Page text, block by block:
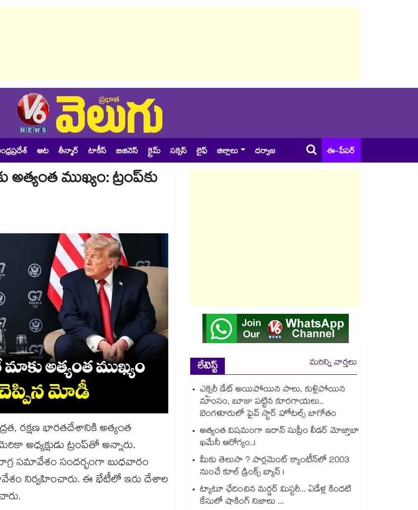
ఆట తీన్మార్ టాకీస్ బిజినెస్ క్రైమ్ సక్సెస్ లైఫ్ జిల్లాలు దర్వాజ ఈ-పేపర్
ముఖ్యం: ట్రంప్‎కు
రక్షణ భారతదేశానికి అత్యంత
అధ్యక్షుడు ట్రంప్‎తో అన్నారు.
సమావేశం సందర్భంగా బుధవారం
నిర్వహించారు. ఈ భేటీలో ఇరు దేశాల
లేటెస్ట్
మరిన్ని వార్తలు
ఎక్సైరీ డేట్ అయిపోయిన పాలు, కుళ్లిపోయిన
మాంసం, బూజు పట్టిన కూరగాయలు..
బెంగళూరులో ఫైవ్ స్టార్ హోటల్స్ బాగోతం
అత్యంత విషమంగా ఇరాన్ సుప్రీం లీడర్ మోజ్తాబా
ఖమేనీ ఆరోగ్యం..!
మీకు తెలుసా ? పార్లమెంట్ క్యాంటీన్⁪లో 2003
నుంచే కూల్ డ్రింక్స్ బ్యాన్ !
ట్యాటూ ఛేదించిన మర్డర్ మిస్టరీ... ఏడేళ్ల కిందటి
కేసులో షాకింగ్ నిజాలు ...